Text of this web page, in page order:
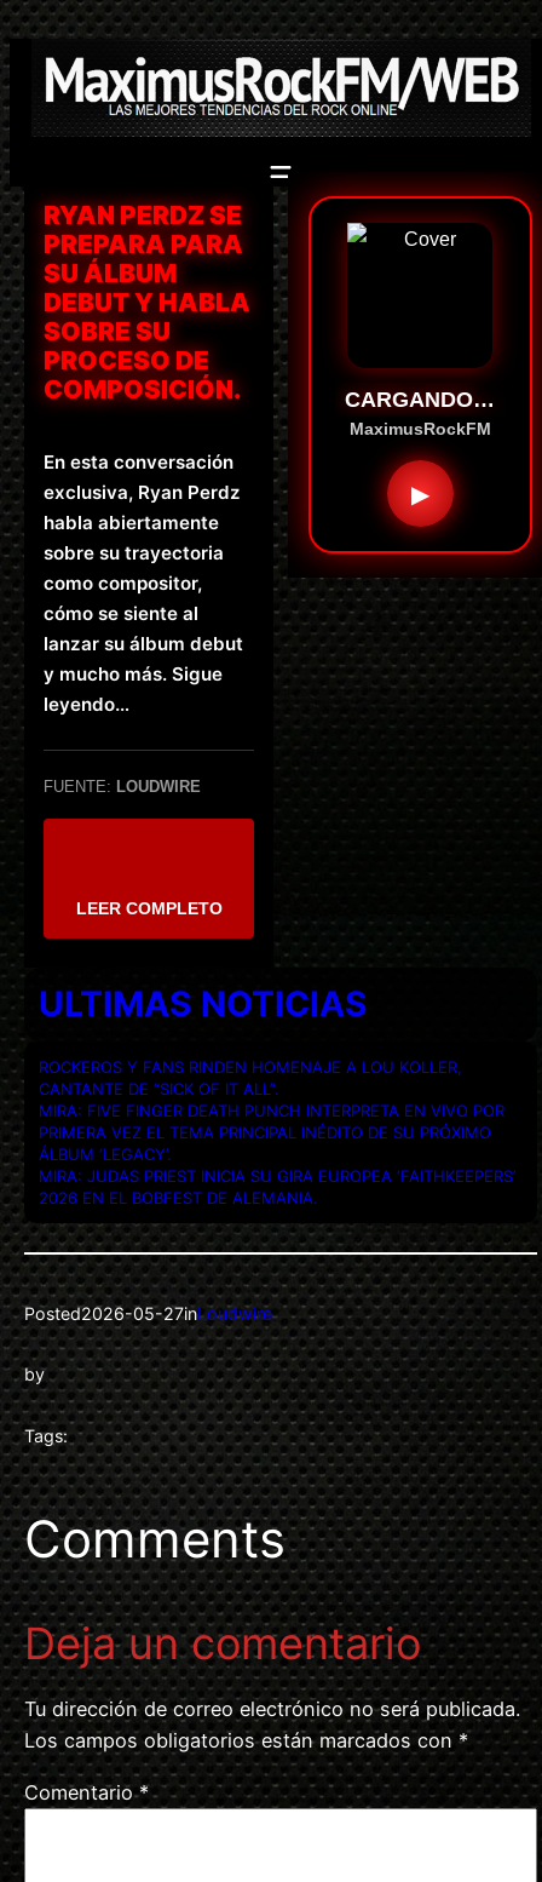
Saltar
contenido
RYAN PERDZ SE
PREPARA PARA
SU ÁLBUM
DEBUT Y HABLA
SOBRE SU
PROCESO DE
COMPOSICIÓN.
En esta conversación
exclusiva, Ryan Perdz
habla abiertamente
sobre su trayectoria
como compositor,
cómo se siente al
lanzar su álbum debut
y mucho más. Sigue
leyendo…
FUENTE: LOUDWIRE
LEER COMPLETO
CARGANDO…
MaximusRockFM
▶
ULTIMAS NOTICIAS
ROCKEROS Y FANS RINDEN HOMENAJE A LOU KOLLER,
CANTANTE DE “SICK OF IT ALL”.
MIRA: FIVE FINGER DEATH PUNCH INTERPRETA EN VIVO POR
PRIMERA VEZ EL TEMA PRINCIPAL INÉDITO DE SU PRÓXIMO
ÁLBUM ‘LEGACY’.
MIRA: JUDAS PRIEST INICIA SU GIRA EUROPEA ‘FAITHKEEPERS’
2026 EN EL BOBFEST DE ALEMANIA.
Posted2026-05-27inLoudwire
by
Tags:
Comments
Deja un comentario
Tu dirección de correo electrónico no será publicada.
Los campos obligatorios están marcados con *
Comentario*